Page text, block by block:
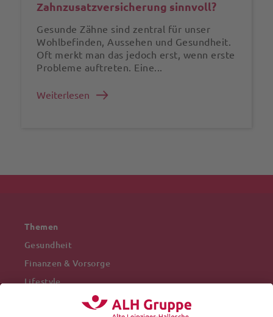
Zahnzusatzversicherung sinnvoll?
Gesunde Zähne sind zentral für unser
Wohlbefinden, Aussehen und Gesundheit.
Oft merkt man das jedoch erst, wenn erste
Probleme auftreten. Eine...
Weiterlesen
Themen
Gesundheit
Finanzen & Vorsorge
Lifestyle